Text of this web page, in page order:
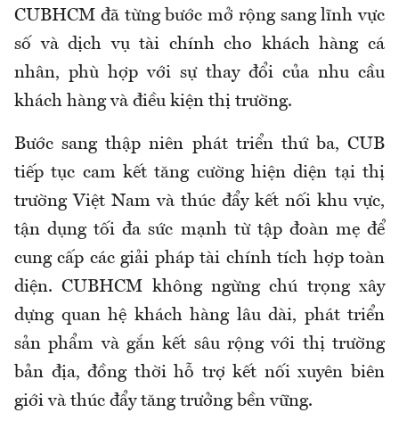
CUBHCM đã từng bước mở rộng sang lĩnh vực
số và dịch vụ tài chính cho khách hàng cá
nhân, phù hợp với sự thay đổi của nhu cầu
khách hàng và điều kiện thị trường.
Bước sang thập niên phát triển thứ ba, CUB
tiếp tục cam kết tăng cường hiện diện tại thị
trường Việt Nam và thúc đẩy kết nối khu vực,
tận dụng tối đa sức mạnh từ tập đoàn mẹ để
cung cấp các giải pháp tài chính tích hợp toàn
diện. CUBHCM không ngừng chú trọng xây
dựng quan hệ khách hàng lâu dài, phát triển
sản phẩm và gắn kết sâu rộng với thị trường
bản địa, đồng thời hỗ trợ kết nối xuyên biên
giới và thúc đẩy tăng trưởng bền vững.